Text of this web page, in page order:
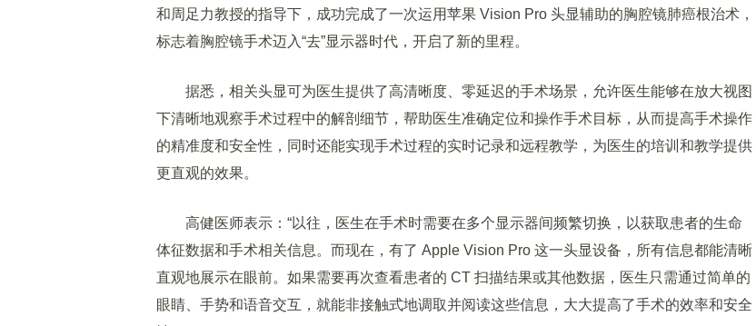
和周足力教授的指导下，成功完成了一次运用苹果 Vision Pro 头显辅助的胸腔镜肺癌根治术，
标志着胸腔镜手术迈入“去”显示器时代，开启了新的里程。
据悉，相关头显可为医生提供了高清晰度、零延迟的手术场景，允许医生能够在放大视图
下清晰地观察手术过程中的解剖细节，帮助医生准确定位和操作手术目标，从而提高手术操作
的精准度和安全性，同时还能实现手术过程的实时记录和远程教学，为医生的培训和教学提供
更直观的效果。
高健医师表示：“以往，医生在手术时需要在多个显示器间频繁切换，以获取患者的生命
体征数据和手术相关信息。而现在，有了 Apple Vision Pro 这一头显设备，所有信息都能清晰
直观地展示在眼前。如果需要再次查看患者的 CT 扫描结果或其他数据，医生只需通过简单的
眼睛、手势和语音交互，就能非接触式地调取并阅读这些信息，大大提高了手术的效率和安全